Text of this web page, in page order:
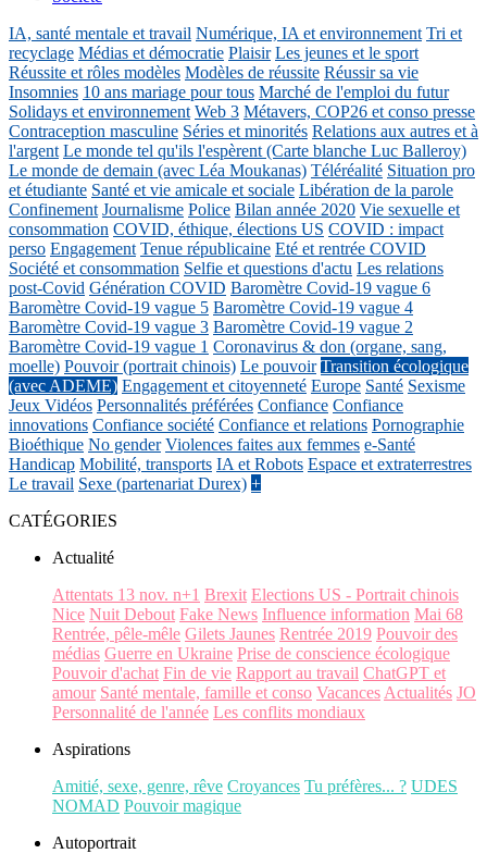
IA, santé mentale et travail Numérique, IA et environnement Tri et
recyclage Médias et démocratie Plaisir Les jeunes et le sport
Réussite et rôles modèles Modèles de réussite Réussir sa vie
Insomnies 10 ans mariage pour tous Marché de l'emploi du futur
Solidays et environnement Web 3 Métavers, COP26 et conso presse
Contraception masculine Séries et minorités Relations aux autres et à
l'argent Le monde tel qu'ils l'espèrent (Carte blanche Luc Balleroy)
Le monde de demain (avec Léa Moukanas) Téléréalité Situation pro
et étudiante Santé et vie amicale et sociale Libération de la parole
Confinement Journalisme Police Bilan année 2020 Vie sexuelle et
consommation COVID, éthique, élections US COVID : impact
perso Engagement Tenue républicaine Eté et rentrée COVID
Société et consommation Selfie et questions d'actu Les relations
post-Covid Génération COVID Baromètre Covid-19 vague 6
Baromètre Covid-19 vague 5 Baromètre Covid-19 vague 4
Baromètre Covid-19 vague 3 Baromètre Covid-19 vague 2
Baromètre Covid-19 vague 1 Coronavirus & don (organe, sang,
moelle) Pouvoir (portrait chinois) Le pouvoir Transition écologique
(avec ADEME) Engagement et citoyenneté Europe Santé Sexisme
Jeux Vidéos Personnalités préférées Confiance Confiance
innovations Confiance société Confiance et relations Pornographie
Bioéthique No gender Violences faites aux femmes e-Santé
Handicap Mobilité, transports IA et Robots Espace et extraterrestres
Le travail Sexe (partenariat Durex) +
CATÉGORIES
Actualité
Attentats 13 nov. n+1 Brexit Elections US - Portrait chinois
Nice Nuit Debout Fake News Influence information Mai 68
Rentrée, pêle-mêle Gilets Jaunes Rentrée 2019 Pouvoir des
médias Guerre en Ukraine Prise de conscience écologique
Pouvoir d'achat Fin de vie Rapport au travail ChatGPT et
amour Santé mentale, famille et conso Vacances Actualités JO
Personnalité de l'année Les conflits mondiaux
Aspirations
Amitié, sexe, genre, rêve Croyances Tu préfères... ? UDES
NOMAD Pouvoir magique
Autoportrait